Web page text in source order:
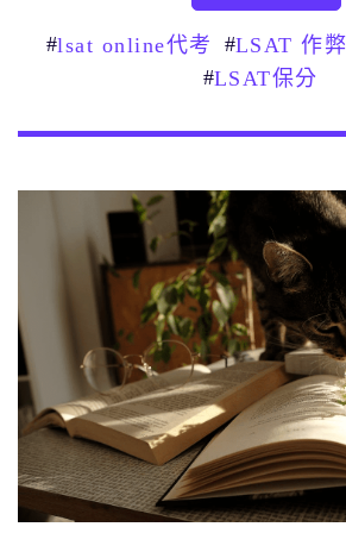
#lsat online代考 #LSAT 作弊
#LSAT保分